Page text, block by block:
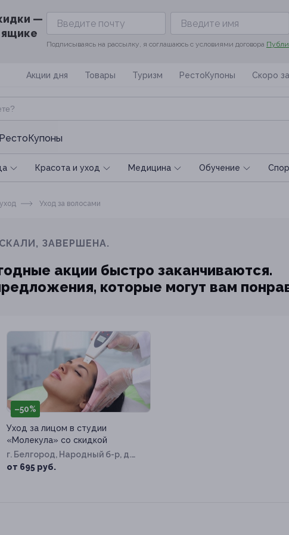
—
ящике
Подписываясь на рассылку, я соглашаюсь с условиями договора
Акции дня Товары Туризм РестоКупоны Скоро
РестоКупоны
Красота и уход Медицина Обучение
Уход за волосами
ЗАВЕРШЕНА.
акции быстро заканчиваются.
которые могут вам
–50%
Уход за лицом в студии
«Молекула» со скидкой
г. Белгород, Народный б-р, д.
87
от 695 руб.